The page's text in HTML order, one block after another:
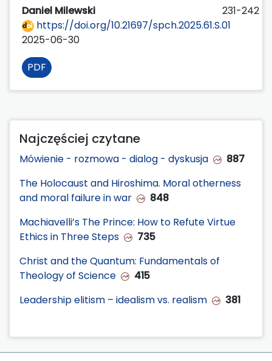
Daniel Milewski
231-242
https://doi.org/10.21697/spch.2025.61.S.01
2025-06-30
PDF
Najczęściej czytane
Mówienie - rozmowa - dialog - dyskusja
887
The Holocaust and Hiroshima. Moral otherness
and moral failure in war
848
Machiavelli’s The Prince: How to Refute Virtue
Ethics in Three Steps
735
Christ and the Quantum: Fundamentals of
Theology of Science
415
Leadership elitism – idealism vs. realism
381